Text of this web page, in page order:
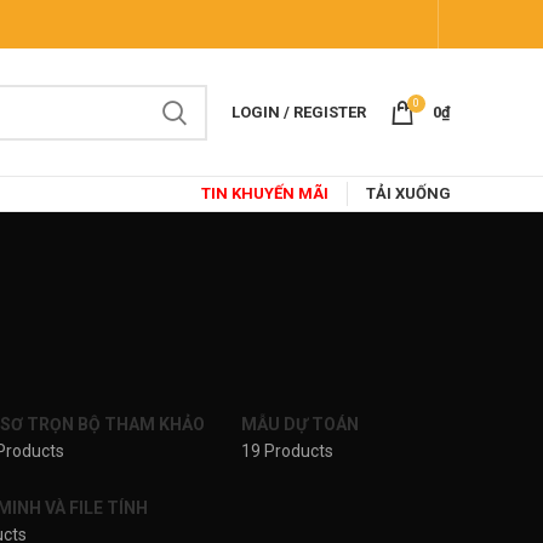
LOGIN / REGISTER
0
0₫
TIN KHUYẾN MÃI TẢI XUỐNG
TRỌN BỘ THAM KHẢO
MẪU DỰ TOÁN
19 Products
VÀ FILE TÍNH